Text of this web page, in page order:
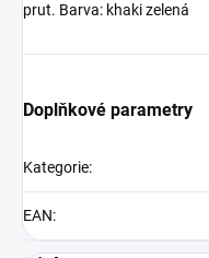
prut. Barva: khaki zelená
Doplňkové parametry
Kategorie:
EAN: